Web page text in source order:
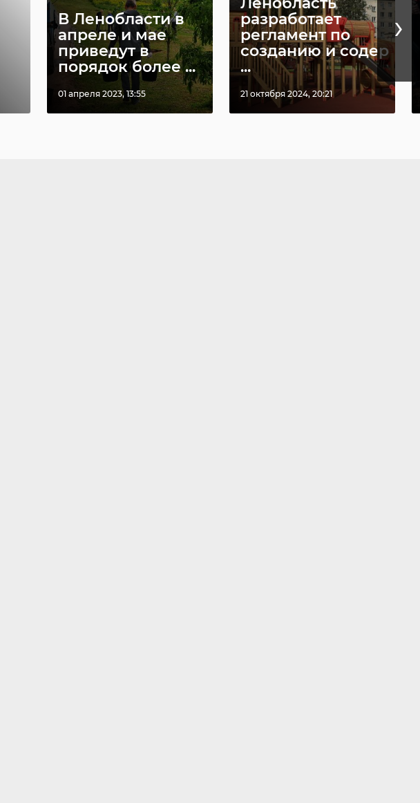
В Ленобласти в
апреле и мае
приведут в
порядок более ...
01 апреля 2023, 13:55
разработает
регламент по
созданию и содер
...
21 октября 2024, 20:21
›